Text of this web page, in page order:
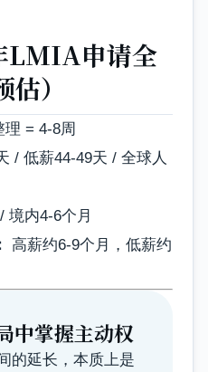
LMIA申请全
）
= 4-8周
/ 低薪44-49天 / 全球人
境内4-6个月
高薪约6-9个月，低薪约
中掌握主动权
的延长，本质上是